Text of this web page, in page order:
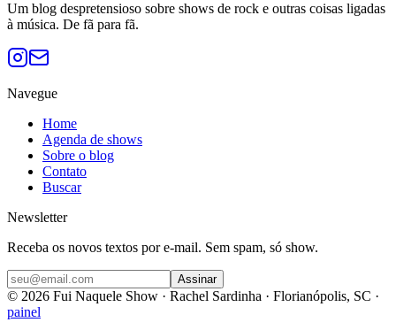
Um blog despretensioso sobre shows de rock e outras coisas ligadas
à música. De fã para fã.
Navegue
Home
Agenda de shows
Sobre o blog
Contato
Buscar
Newsletter
Receba os novos textos por e-mail. Sem spam, só show.
Assinar
© 2026 Fui Naquele Show · Rachel Sardinha · Florianópolis, SC ·
painel